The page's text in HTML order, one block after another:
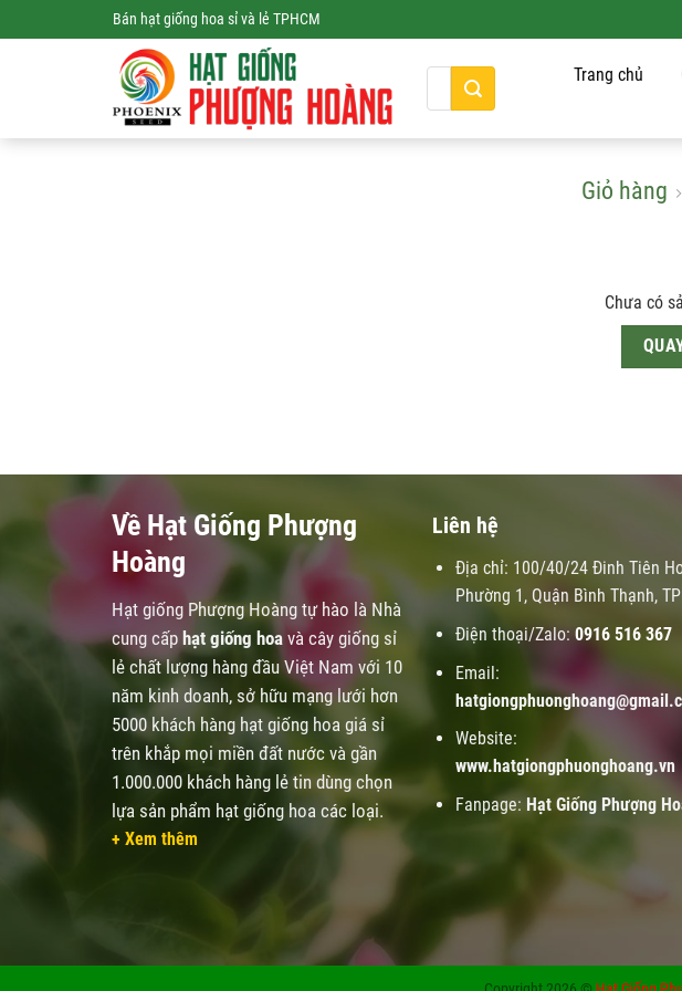
to
Bán hạt giống hoa sỉ và lẻ TPHCM
Trang chủ
Giỏ hàng
Chưa có
Về Hạt Giống Phượng
Hoàng
Hạt giống Phượng Hoàng tự hào là Nhà
cung cấp hạt giống hoavà cây giống sỉ
lẻ chất lượng hàng đầu Việt Nam với 10
năm kinh doanh, sở hữu mạng lưới hơn
5000 khách hàng hạt giống hoa giá sỉ
trên khắp mọi miền đất nước và gần
1.000.000 khách hàng lẻ tin dùng chọn
lựa sản phẩm hạt giống hoa các loại.
+ Xem thêm
Liên hệ
Địa chỉ: 100/40/24 Đinh Tiên
Phường 1, Quận Bình Thạnh,
Điện thoại/Zalo: 0916 516 367
Email:
Website:
www.hatgiongphuonghoang.vn
Fanpage: Hạt Giống Phượng